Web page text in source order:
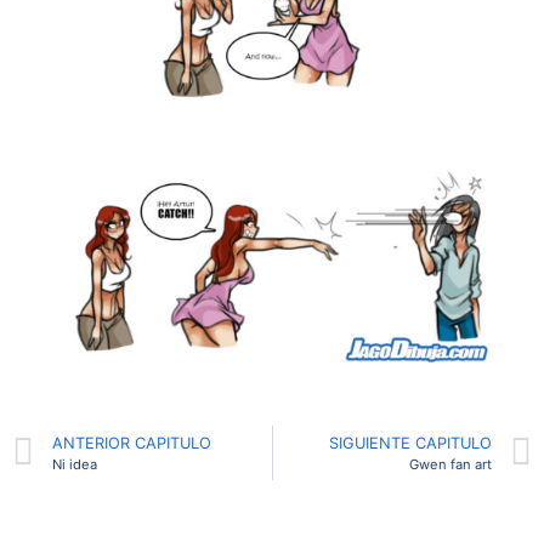
ANTERIOR CAPITULO
Ni idea
SIGUIENTE CAPITULO
Gwen fan art